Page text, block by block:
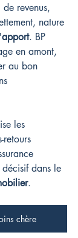
revenus,
nature
apport. BP
en amont,
au bon
les
retours
décisif dans le
.
chère